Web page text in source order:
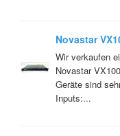
Novastar
Wir verkaufen
Novastar
Geräte sind
Inputs:...